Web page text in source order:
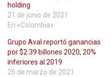
holding
21 de junio de 2021
En «Colombia»
Grupo Aval reportó ganancias
por $2.39 billones 2020, 20%
inferiores al 2019
26 de marzo de 2021